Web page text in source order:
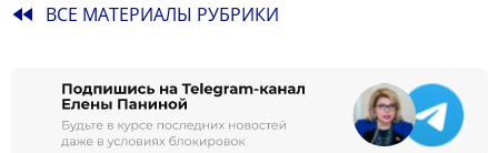
fast_rewind ВСЕ МАТЕРИАЛЫ РУБРИКИ